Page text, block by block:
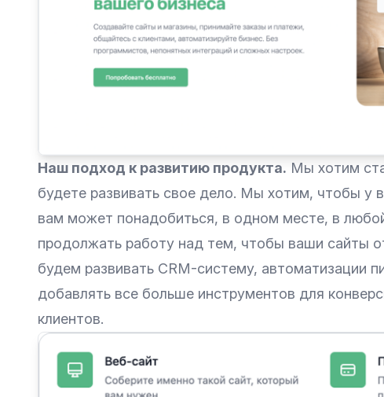
Наш подход к развитию продукта. Мы хотим
будете развивать свое дело. Мы хотим, чтобы у
вам может понадобиться, в одном месте, в
продолжать работу над тем, чтобы ваши сайты
будем развивать CRM-систему, автоматизации
добавлять все больше инструментов для
клиентов.